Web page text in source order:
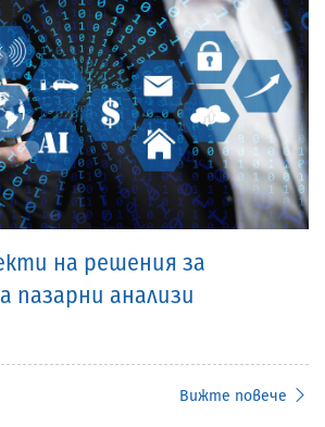
на решения за
пазарни анализи
Вижте повече